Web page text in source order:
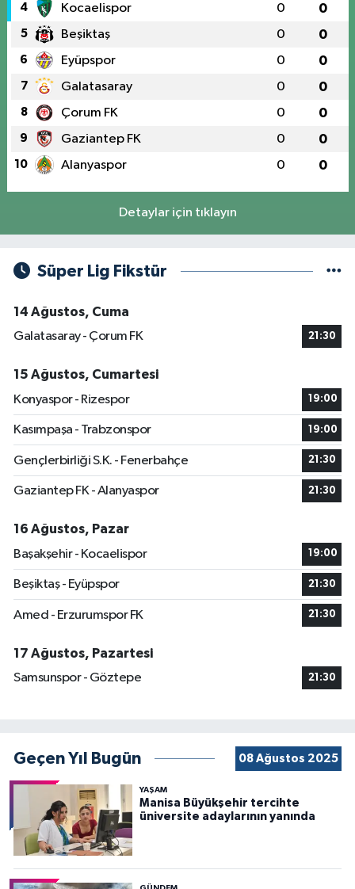
4 Kocaelispor 0 0
5 Beşiktaş 0 0
6 Eyüpspor 0 0
7 Galatasaray 0 0
8 Çorum FK 0 0
9 Gaziantep FK 0 0
10 Alanyaspor 0 0
Detaylar için tıklayın
Süper Lig Fikstür
14 Ağustos, Cuma
Galatasaray - Çorum FK
21:30
15 Ağustos, Cumartesi
Konyaspor - Rizespor
19:00
Kasımpaşa - Trabzonspor 19:00
Gençlerbirliği S.K. - Fenerbahçe 21:30
Gaziantep FK - Alanyaspor 21:30
16 Ağustos, Pazar
Başakşehir - Kocaelispor
19:00
Beşiktaş - Eyüpspor 21:30
Amed - Erzurumspor FK 21:30
17 Ağustos, Pazartesi
Samsunspor - Göztepe
21:30
Geçen Yıl Bugün 08 Ağustos 2025
YAŞAM
Manisa Büyükşehir tercihte
üniversite adaylarının yanında